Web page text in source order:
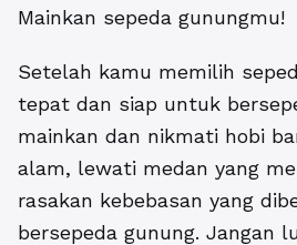
Mainkan sepeda gunungmu!
Setelah kamu memilih
tepat dan siap untuk
mainkan dan nikmati hobi
alam, lewati medan yang
rasakan kebebasan yang
bersepeda gunung. Jangan